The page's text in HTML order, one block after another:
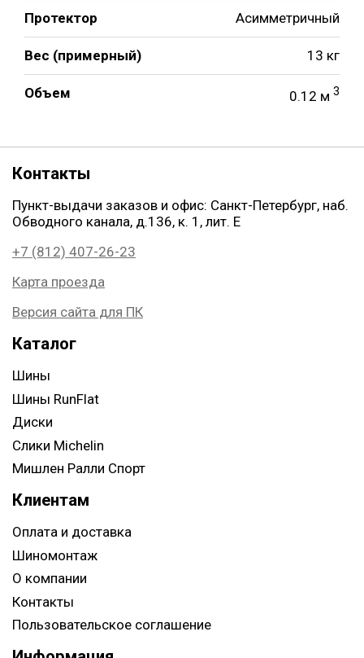
Протектор Асимметричный
Вес (примерный) 13 кг
Объем 0.12 м 3
Контакты
Пункт-выдачи заказов и офис: Санкт-Петербург, наб.
Обводного канала, д.136, к. 1, лит. Е
+7 (812) 407-26-23
Карта проезда
Версия сайта для ПК
Каталог
Шины
Шины RunFlat
Диски
Слики Michelin
Мишлен Ралли Спорт
Клиентам
Оплата и доставка
Шиномонтаж
О компании
Контакты
Пользовательское соглашение